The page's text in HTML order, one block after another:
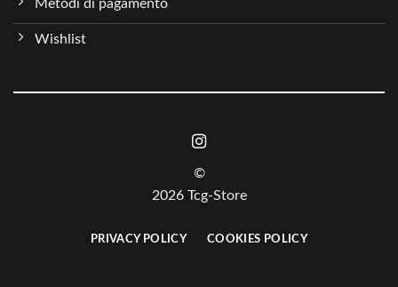
Metodi di pagamento
Wishlist
©
2026 Tcg-Store
PRIVACY POLICY COOKIES POLICY